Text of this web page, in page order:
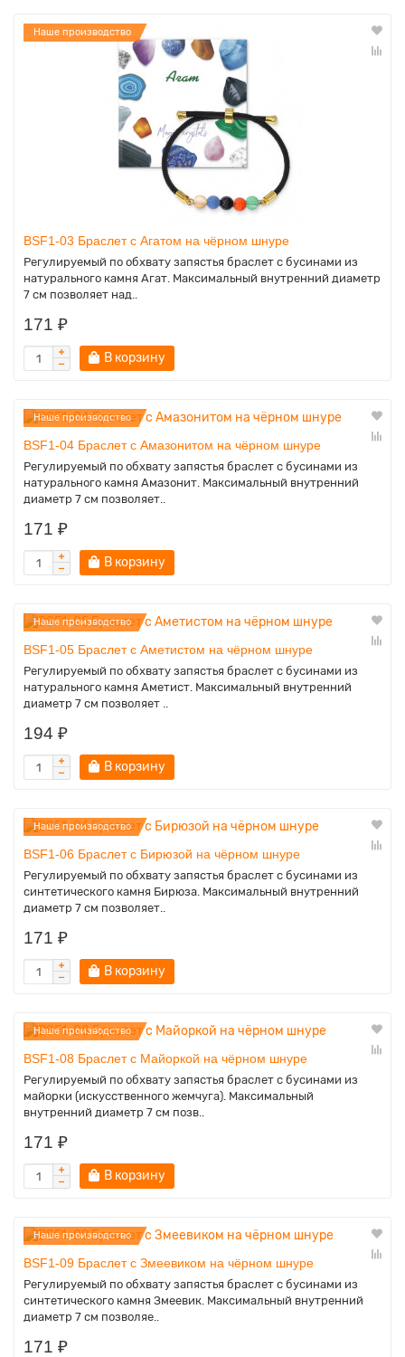
Наше производство
BSF1-03 Браслет с Агатом на чёрном шнуре
Регулируемый по обхвату запястья браслет с бусинами из
натурального камня Агат. Максимальный внутренний диаметр
7 см позволяет над..
171 ₽
В корзину
Наше производство
BSF1-04 Браслет с Амазонитом на чёрном шнуре
Регулируемый по обхвату запястья браслет с бусинами из
натурального камня Амазонит. Максимальный внутренний
диаметр 7 см позволяет..
171 ₽
В корзину
Наше производство
BSF1-05 Браслет с Аметистом на чёрном шнуре
Регулируемый по обхвату запястья браслет с бусинами из
натурального камня Аметист. Максимальный внутренний
диаметр 7 см позволяет ..
194 ₽
В корзину
Наше производство
BSF1-06 Браслет с Бирюзой на чёрном шнуре
Регулируемый по обхвату запястья браслет с бусинами из
синтетического камня Бирюза. Максимальный внутренний
диаметр 7 см позволяет..
171 ₽
В корзину
Наше производство
BSF1-08 Браслет с Майоркой на чёрном шнуре
Регулируемый по обхвату запястья браслет с бусинами из
майорки (искусственного жемчуга). Максимальный
внутренний диаметр 7 см позв..
171 ₽
В корзину
Наше производство
BSF1-09 Браслет с Змеевиком на чёрном шнуре
Регулируемый по обхвату запястья браслет с бусинами из
синтетического камня Змеевик. Максимальный внутренний
диаметр 7 см позволяе..
171 ₽